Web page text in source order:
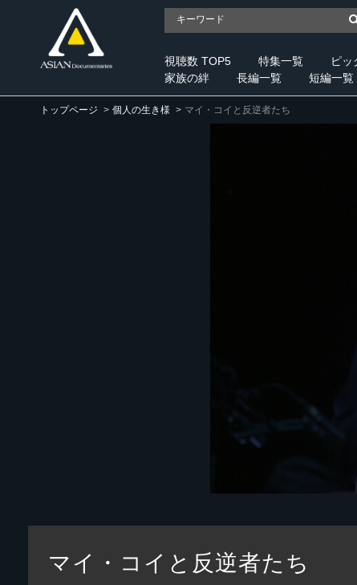
視聴数 TOP5 特集一覧 ピッ
家族の絆
長編一覧 短編一覧
トップページ 個人の生き様 マイ・コイと反逆者たち
マイ・コイと反逆者たち